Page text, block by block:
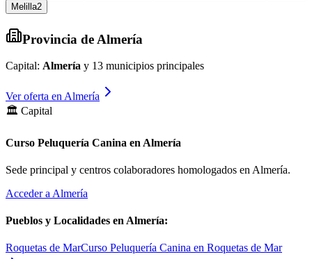
Melilla2
Provincia de Almería
Capital: Almería y 13 municipios principales
Ver oferta en Almería
🏛️ Capital
Curso Peluquería Canina en Almería
Sede principal y centros colaboradores homologados en Almería.
Acceder a Almería
Pueblos y Localidades en Almería:
Roquetas de MarCurso Peluquería Canina en Roquetas de Mar